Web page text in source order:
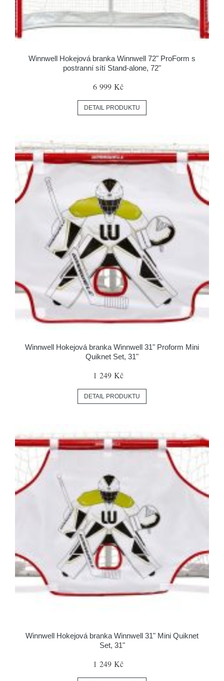
Winnwell Hokejová branka Winnwell 72" ProForm s
postranní sítí Stand-alone, 72"
6 999 Kč
DETAIL PRODUKTU
Winnwell Hokejová branka Winnwell 31" Proform Mini
Quiknet Set, 31"
1 249 Kč
DETAIL PRODUKTU
Winnwell Hokejová branka Winnwell 31" Mini Quiknet
Set, 31"
1 249 Kč